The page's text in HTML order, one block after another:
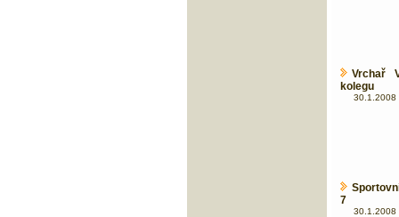
Vrchař
kolegu
30.1.2008
7
30.1.2008